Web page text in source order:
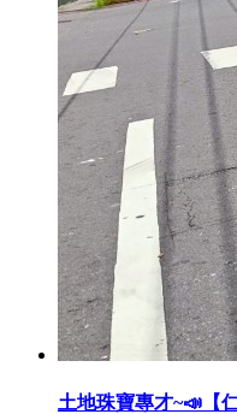
土地珠寶專才~📣【